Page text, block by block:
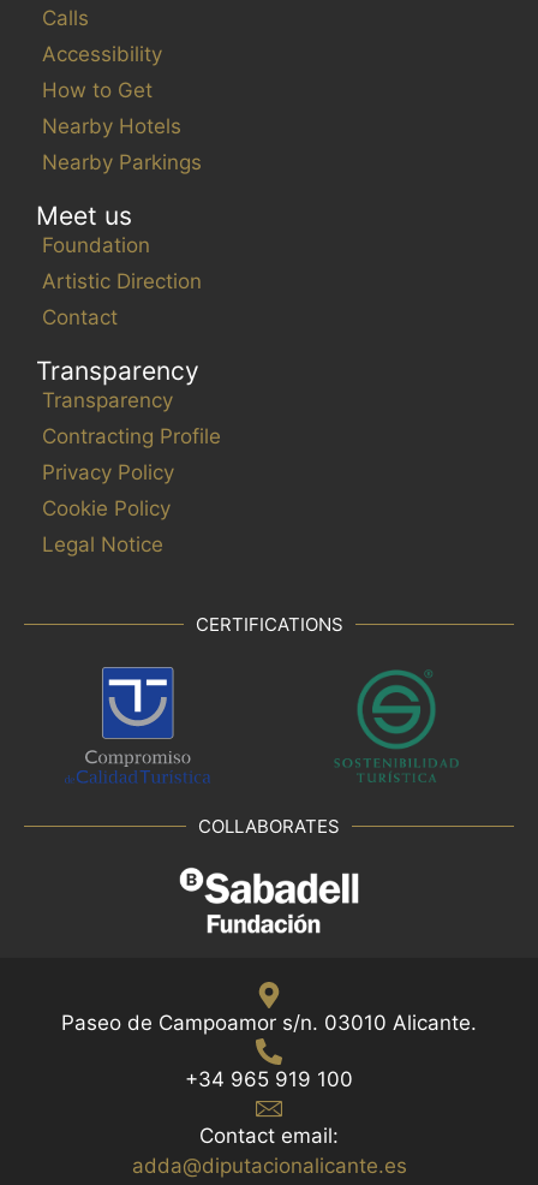
Calls
Accessibility
How to Get
Nearby Hotels
Nearby Parkings
Meet us
Foundation
Artistic Direction
Contact
Transparency
Transparency
Contracting Profile
Privacy Policy
Cookie Policy
Legal Notice
CERTIFICATIONS
COLLABORATES
Paseo de Campoamor s/n. 03010 Alicante.
+34 965 919 100
Contact email:
adda@diputacionalicante.es